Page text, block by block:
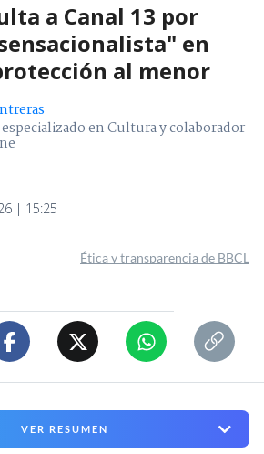
a Canal 13 por
en
al menor
en Cultura y colaborador
| 15:25
Ética y transparencia de BBCL
VER RESUMEN